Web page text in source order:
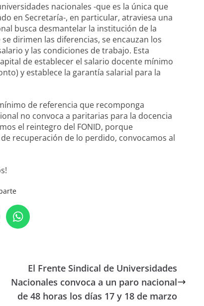
nacionales -que es la única que
en Secretaría-, en particular, atraviesa una
busca desmantelar la institución de la
dirimen las diferencias, se encauzan los
y las condiciones de trabajo. Esta
de establecer el salario docente mínimo
y establece la garantía salarial para la
de referencia que recomponga
no convoca a paritarias para la docencia
el reintegro del FONID, porque
recuperación de lo perdido, convocamos al
El Frente Sindical de Universidades
Nacionales convoca a un paro nacional
de 48 horas los días 17 y 18 de marzo